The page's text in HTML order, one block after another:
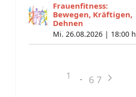
Frauenfitness:
Bewegen, Kräftigen,
Dehnen
Mi. 26.08.2026 | 18:00 h
1 6 7